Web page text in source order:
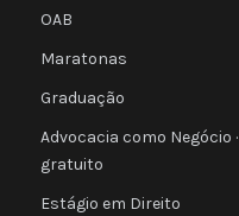
OAB
Maratonas
Graduação
Advocacia como Negócio ·
gratuito
Estágio em Direito